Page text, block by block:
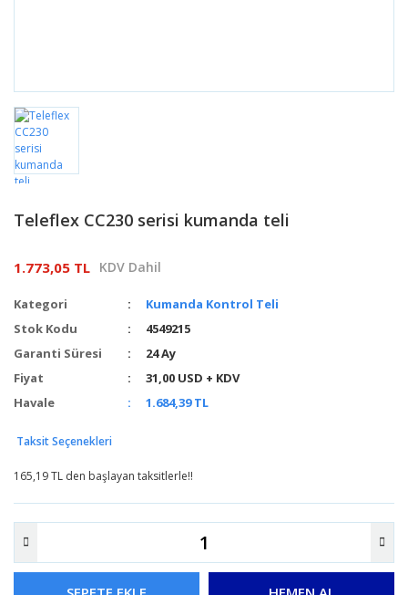
Teleflex CC230 serisi kumanda teli
1.773,05 TL KDV Dahil
Kategori
Kumanda Kontrol Teli
Stok Kodu
4549215
Garanti Süresi
24 Ay
Fiyat
31,00 USD + KDV
Havale
1.684,39 TL
Taksit Seçenekleri
165,19 TL den başlayan taksitlerle!!